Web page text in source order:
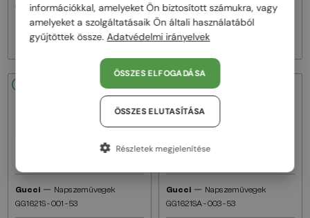
GG1620S - 001 - 52
66 000 Ft 82 000 Ft
GG1620S - 002 - 52
66 000 Ft
Gucci — Napszemüvegek
GG1621S - 001 - 53
-20%
Gucci — Napszemüvegek
GG1621SA - 003 - 53
információkkal, amelyeket Ön biztosított számukra, vagy
amelyeket a szolgáltatásaik Ön általi használatából
gyűjtöttek össze. Adatvédelmi irányelvek
ÖSSZES ELFOGADÁSA
ÖSSZES ELUTASÍTÁSA
Részletek megjelenítése